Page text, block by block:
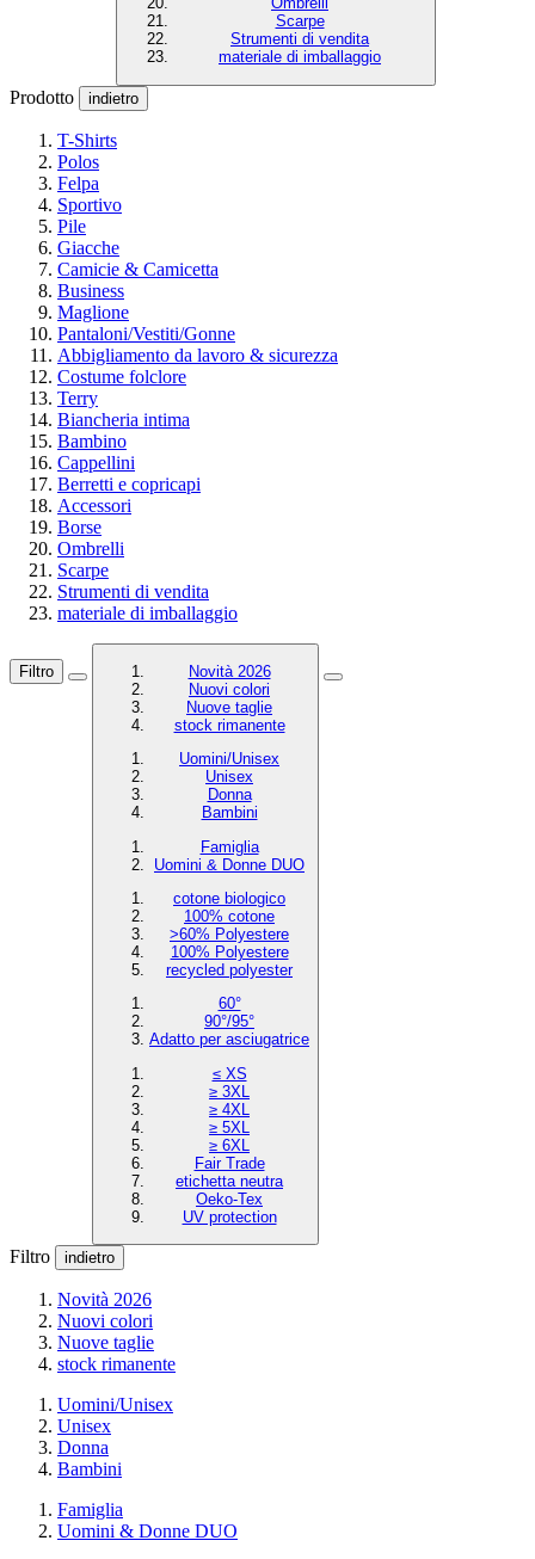
Scarpe
Strumenti di vendita
materiale di imballaggio
Prodotto indietro
T-Shirts
Polos
Felpa
Sportivo
Pile
Giacche
Camicie & Camicetta
Business
Maglione
Pantaloni/Vestiti/Gonne
Abbigliamento da lavoro & sicurezza
Costume folclore
Terry
Biancheria intima
Bambino
Cappellini
Berretti e copricapi
Accessori
Borse
Ombrelli
Scarpe
Strumenti di vendita
materiale di imballaggio
Filtro
Novità 2026
Nuovi colori
Nuove taglie
stock rimanente
Uomini/Unisex
Unisex
Donna
Bambini
Famiglia
Uomini & Donne DUO
cotone biologico
100% cotone
>60% Polyestere
100% Polyestere
recycled polyester
60°
90°/95°
Adatto per asciugatrice
≤ XS
≥ 3XL
≥ 4XL
≥ 5XL
≥ 6XL
Fair Trade
etichetta neutra
Oeko-Tex
UV protection
Filtro indietro
Novità 2026
Nuovi colori
Nuove taglie
stock rimanente
Uomini/Unisex
Unisex
Donna
Bambini
Famiglia
Uomini & Donne DUO